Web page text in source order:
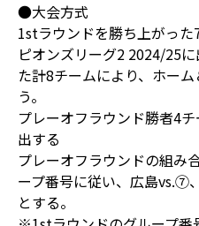
●大会方式
1stラウンドを勝ち上がった
ピオンズリーグ2 2024/25
た計8チームにより、ホー
う。
プレーオフラウンド勝者4
出する
プレーオフラウンドの組み
ープ番号に従い、広島
とする。